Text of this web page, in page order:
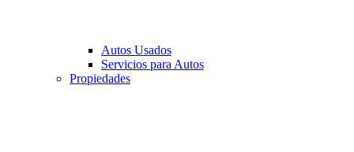
Autos Usados
Servicios para Autos
Propiedades